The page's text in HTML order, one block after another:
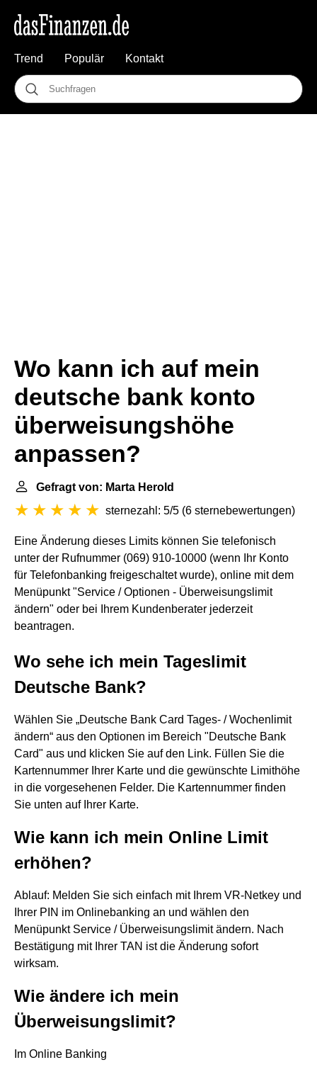
Trend Populär Kontakt
Wo kann ich auf mein
deutsche bank konto
überweisungshöhe
anpassen?
Gefragt von: Marta Herold
sternezahl: 5/5 (6 sternebewertungen)
Eine Änderung dieses Limits können Sie telefonisch
unter der Rufnummer (069) 910-10000 (wenn Ihr Konto
für Telefonbanking freigeschaltet wurde), online mit dem
Menüpunkt "Service / Optionen - Überweisungslimit
ändern" oder bei Ihrem Kundenberater jederzeit
beantragen.
Wo sehe ich mein Tageslimit
Deutsche Bank?
Wählen Sie „Deutsche Bank Card Tages- / Wochenlimit
ändern“ aus den Optionen im Bereich "Deutsche Bank
Card" aus und klicken Sie auf den Link. Füllen Sie die
Kartennummer Ihrer Karte und die gewünschte Limithöhe
in die vorgesehenen Felder. Die Kartennummer finden
Sie unten auf Ihrer Karte.
Wie kann ich mein Online Limit
erhöhen?
Ablauf: Melden Sie sich einfach mit Ihrem VR-Netkey und
Ihrer PIN im Onlinebanking an und wählen den
Menüpunkt Service / Überweisungslimit ändern. Nach
Bestätigung mit Ihrer TAN ist die Änderung sofort
wirksam.
Wie ändere ich mein
Überweisungslimit?
Im Online Banking